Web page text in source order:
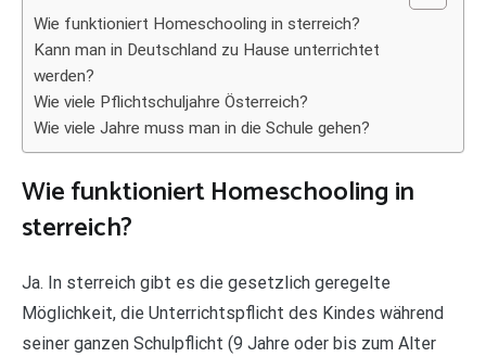
Wie funktioniert Homeschooling in sterreich?
Kann man in Deutschland zu Hause unterrichtet
werden?
Wie viele Pflichtschuljahre Österreich?
Wie viele Jahre muss man in die Schule gehen?
Wie funktioniert Homeschooling in
sterreich?
Ja. In sterreich gibt es die gesetzlich geregelte
Möglichkeit, die Unterrichtspflicht des Kindes während
seiner ganzen Schulpflicht (9 Jahre oder bis zum Alter